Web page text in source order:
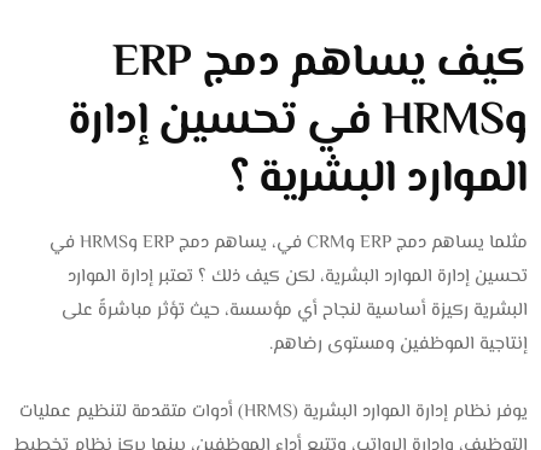
كيف يساهم دمج ERP
وHRMS في تحسين إدارة
الموارد البشرية ؟
مثلما يساهم دمج ERP وCRM في، يساهم دمج ERP وHRMS في
تحسين إدارة الموارد البشرية، لكن كيف ذلك ؟ تعتبر إدارة الموارد
البشرية ركيزة أساسية لنجاح أي مؤسسة، حيث تؤثر مباشرةً على
إنتاجية الموظفين ومستوى رضاهم.
يوفر نظام إدارة الموارد البشرية (HRMS) أدوات متقدمة لتنظيم عمليات